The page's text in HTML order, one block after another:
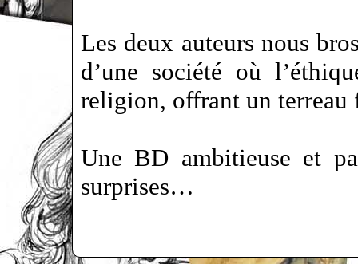
Les deux auteurs nous
d’une société où
religion, offrant un
Une BD ambitieuse et
surprises…